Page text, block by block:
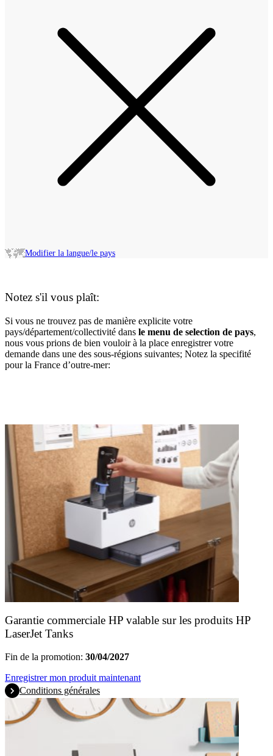
Modifier la langue/le pays
Notez s'il vous plaît:
Si vous ne trouvez pas de manière explicite votre
pays/département/collectivité dans le menu de selection de pays,
nous vous prions de bien vouloir à la place enregistrer votre
demande dans une des sous-régions suivantes; Notez la specifité
pour la France d’outre-mer:
Garantie commerciale HP valable sur les produits HP
LaserJet Tanks
Fin de la promotion: 30/04/2027
Enregistrer mon produit maintenant
Conditions générales